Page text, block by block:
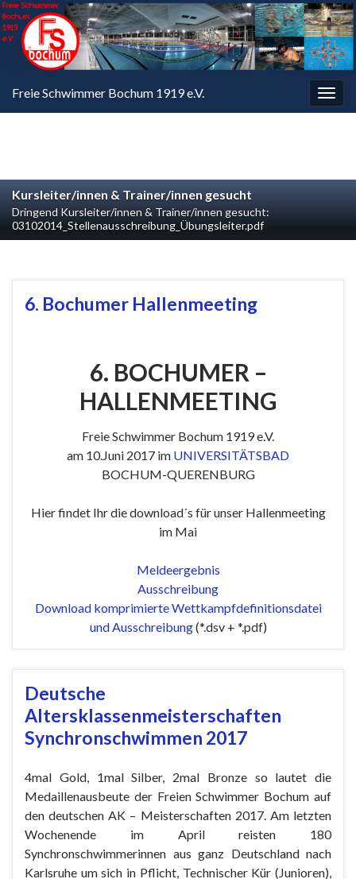
Freie Schwimmer Bochum 1919 e.V.
Kursleiter/innen & Trainer/innen gesucht
Dringend Kursleiter/innen & Trainer/innen gesucht:
03102014_Stellenausschreibung_Übungsleiter.pdf
6. Bochumer Hallenmeeting
6. BOCHUMER –
HALLENMEETING
Freie Schwimmer Bochum 1919 e.V.
am 10.Juni 2017 im UNIVERSITÄTSBAD
BOCHUM-QUERENBURG
Hier findet Ihr die download´s für unser Hallenmeeting
im Mai
Meldeergebnis
Ausschreibung
Download komprimierte Wettkampfdefinitionsdatei
und Ausschreibung(*.dsv + *.pdf)
Deutsche
Altersklassenmeisterschaften
Synchronschwimmen 2017
4mal Gold, 1mal Silber, 2mal Bronze so lautet die
Medaillenausbeute der Freien Schwimmer Bochum auf
den deutschen AK – Meisterschaften 2017. Am letzten
Wochenende im April reisten 180
Synchronschwimmerinnen aus ganz Deutschland nach
Karlsruhe um sich in Pflicht, Technischer Kür (Junioren),